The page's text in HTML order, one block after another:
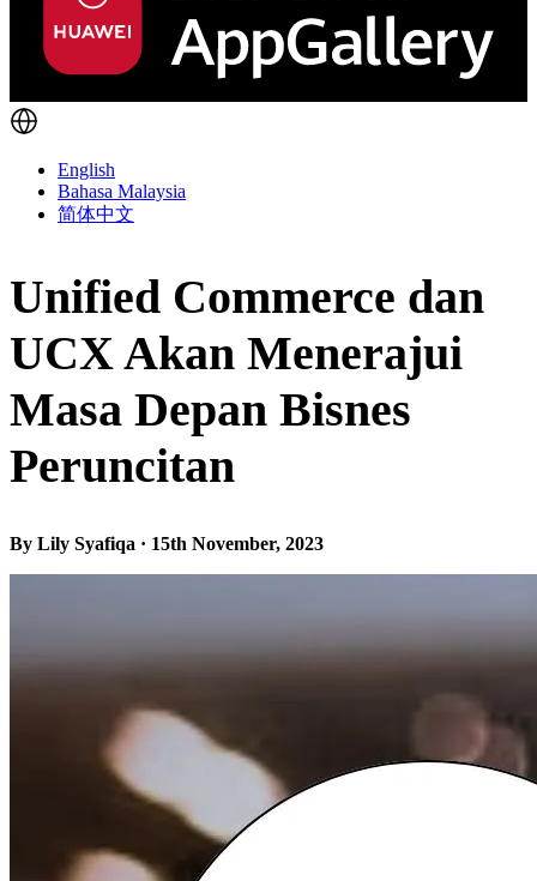
English
Bahasa Malaysia
简体中文
Unified Commerce dan
UCX Akan Menerajui
Masa Depan Bisnes
Peruncitan
By Lily Syafiqa · 15th November, 2023